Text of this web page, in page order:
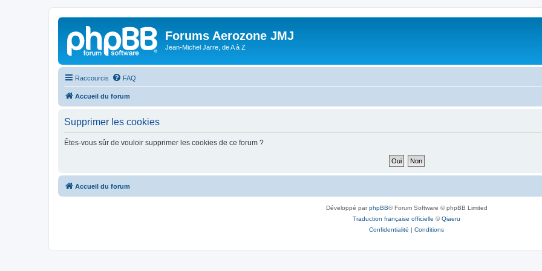
Forums Aerozone JMJ
Jean-Michel Jarre, de A à Z
Raccourcis FAQ
Accueil du forum
Supprimer les cookies
Êtes-vous sûr de vouloir supprimer les cookies de ce forum ?
Accueil du forum
Développé parphpBB® Forum Software © phpBB Limited
Traduction française officielle ©Qiaeru
Confidentialité | Conditions